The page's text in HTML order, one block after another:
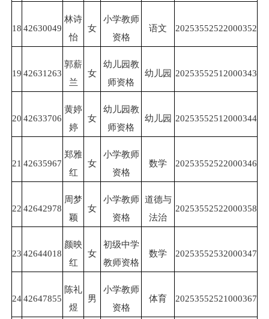
18 42630049
林诗
怡
女
小学教师
资格
语文 20253552522000352
19 42631263
郭薪
兰
女
幼儿园教
师资格
幼儿园 20253552512000343
20 42633706
黄婷
婷
女
幼儿园教
师资格
幼儿园 20253552512000344
21 42635967
郑雅
红
女
小学教师
资格
数学 20253552522000346
22 42642978
周梦
颖
女
小学教师
资格
道德与
法治
20253552522000358
23 42644018
颜映
红
女
初级中学
教师资格
数学 20253552532000347
2442647855
陈礼
煜
男
小学教师
资格
体育 20253552521000367